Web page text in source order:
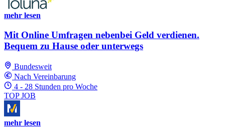
mehr lesen
Mit Online Umfragen nebenbei Geld verdienen.
Bequem zu Hause oder unterwegs
Bundesweit
Nach Vereinbarung
4 - 28 Stunden pro Woche
TOP JOB
mehr lesen